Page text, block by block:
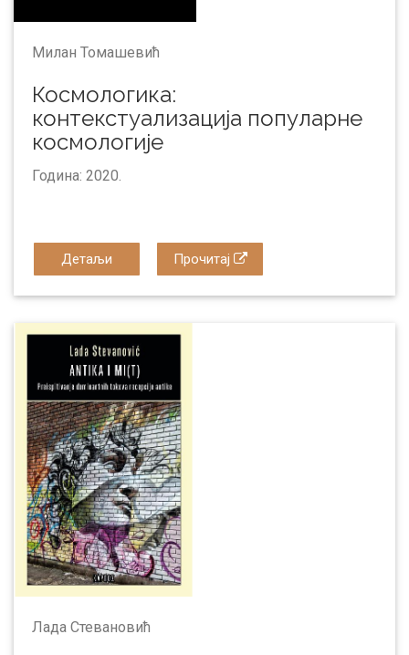
Милан Томашевић
Космологика:
контекстуализација популарне
космологије
Година: 2020.
Детаљи Прочитај
Ладa Стевановић